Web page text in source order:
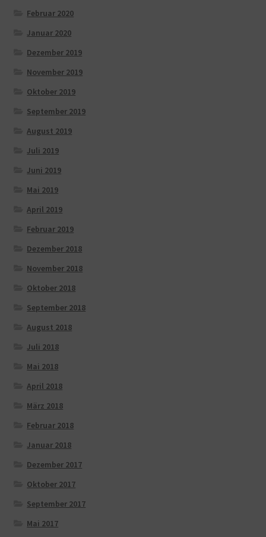
Februar 2020
Januar 2020
Dezember 2019
November 2019
Oktober 2019
September 2019
August 2019
Juli 2019
Juni 2019
Mai 2019
April 2019
Februar 2019
Dezember 2018
November 2018
Oktober 2018
September 2018
August 2018
Juli 2018
Mai 2018
April 2018
März 2018
Februar 2018
Januar 2018
Dezember 2017
Oktober 2017
September 2017
Mai 2017